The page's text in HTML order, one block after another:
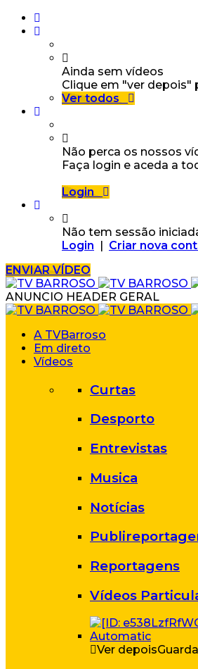
Ainda sem vídeos
Clique em "ver depois"
Ver todos
Não perca os nossos
Faça login e aceda a
Login
Não tem sessão
Login | Criar nova
ENVIAR VÍDEO
ANUNCIO HEADER GERAL
A TVBarroso
Em direto
Vídeos
Curtas
Desporto
Entrevistas
Musica
Notícias
Reportagens
Vídeos
Ver depois